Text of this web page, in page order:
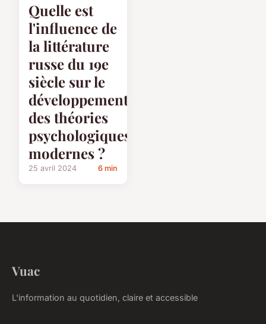
Quelle est
l'influence de
la littérature
russe du 19e
siècle sur le
développement
des théories
psychologiques
modernes ?
25 avril 2024 6 min
Vuac
L'information au quotidien, claire et accessible